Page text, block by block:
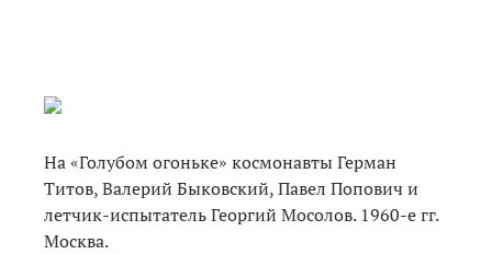
На «Голубом огоньке» космонавты Герман
Титов, Валерий Быковский, Павел Попович и
летчик-испытатель Георгий Мосолов. 1960-е гг.
Москва.